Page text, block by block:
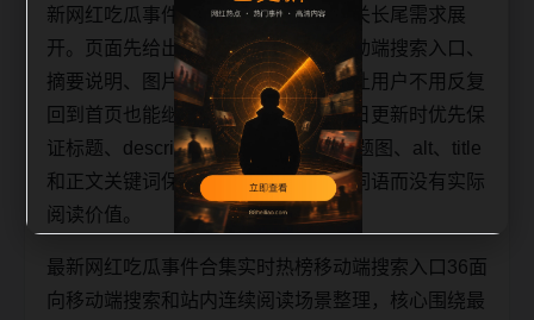
新网红吃瓜事件合集、实时热榜和相关长尾需求展
开。页面先给出清晰主题，再补充移动端搜索入口、
摘要说明、图片语义和可点击入口，让用户不用反复
回到首页也能继续浏览同类内容。每日更新时优先保
证标题、description、canonical、主题图、alt、title
和正文关键词保持一致，避免只替换词语而没有实际
阅读价值。
最新网红吃瓜事件合集实时热榜移动端搜索入口36面
向移动端搜索和站内连续阅读场景整理，核心围绕最